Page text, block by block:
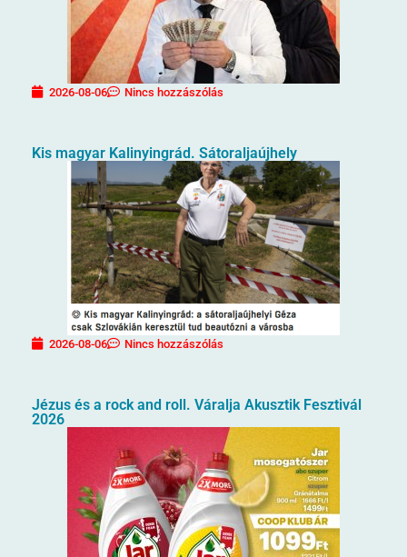
2026-08-06 Nincs hozzászólás
Kis magyar Kalinyingrád. Sátoraljaújhely
2026-08-06 Nincs hozzászólás
Jézus és a rock and roll. Váralja Akusztik Fesztivál
2026